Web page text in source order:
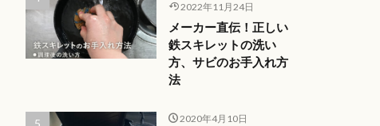
2022年11月24日
メーカー直伝！正しい
鉄スキレットの洗い
方、サビのお手入れ方
法
2020年4月10日